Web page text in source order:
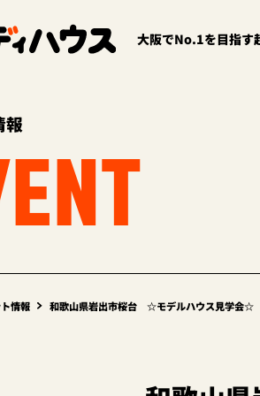
大阪でNo.1を目指す
報
情報 和歌山県岩出市桜台 ☆モデルハウス見学会☆